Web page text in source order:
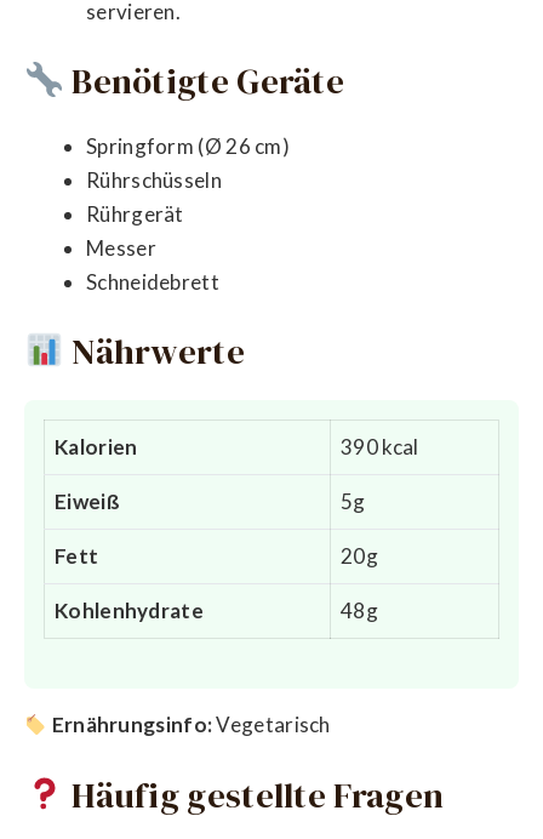
servieren.
Benötigte Geräte
Springform (Ø 26 cm)
Rührschüsseln
Rührgerät
Messer
Schneidebrett
Nährwerte
Kalorien 390 kcal
Eiweiß 5g
Fett 20g
Kohlenhydrate 48g
Ernährungsinfo:Vegetarisch
Häufig gestellte Fragen